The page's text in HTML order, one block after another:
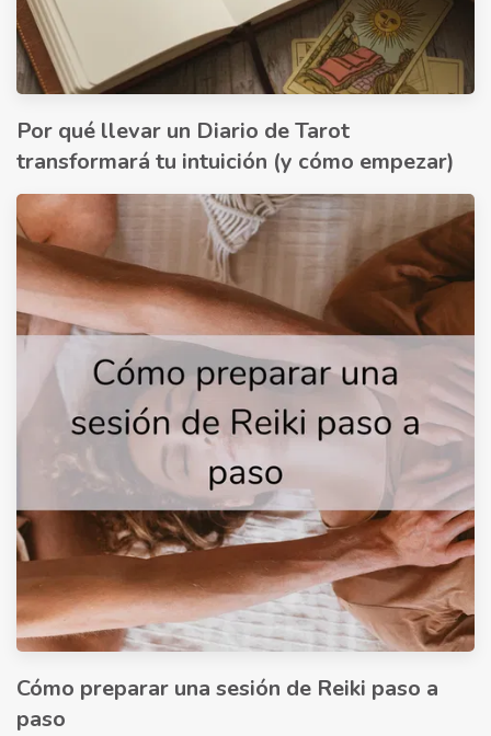
Por qué llevar un Diario de Tarot
transformará tu intuición (y cómo empezar)
Cómo preparar una sesión de Reiki paso a
paso